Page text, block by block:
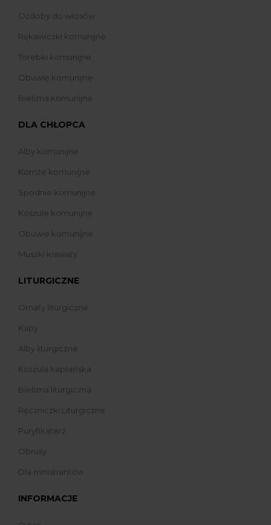
Ozdoby do włosów
Rękawiczki komunijne
Torebki komunijne
Obuwie komunijne
Bielizna komunijna
DLA CHŁOPCA
Alby komunijne
Komże komunijne
Spodnie komunijne
Koszule komunijne
Obuwie komunijne
Muszki krawaty
LITURGICZNE
Ornaty liturgiczne
Kapy
Alby liturgiczne
Koszula kapłańska
Bielizna liturgiczna
Ręczniczki Liturgiczne
Puryfikaterz
Obrusy
Dla ministrantów
INFORMACJE